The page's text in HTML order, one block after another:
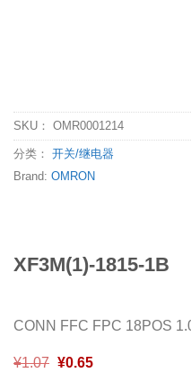
SKU： OMR0001214
分类： 开关/继电器
Brand: OMRON
XF3M(1)-1815-1B
CONN FFC FPC 18POS
¥1.07 ¥0.65